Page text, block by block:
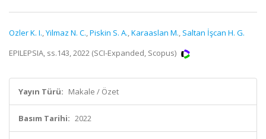
Ozler K. I.,Yilmaz N. C.,Piskin S. A.,Karaaslan M., Saltan İşcan H. G.
EPILEPSIA, ss.143, 2022 (SCI-Expanded, Scopus)
Yayın Türü: Makale / Özet
Basım Tarihi: 2022